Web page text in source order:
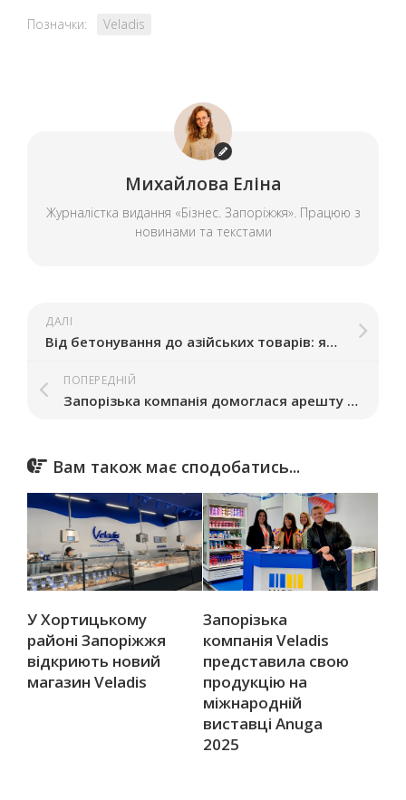
Позначки: Veladis
Михайлова Еліна
Журналістка видання «Бізнес. Запоріжжя». Працюю з
новинами та текстами
ДАЛІ
Від бетонування до азійських товарів: які бізнеси отримали гранти у Запорізькій області
ПОПЕРЕДНІЙ
Запорізька компанія домоглася арешту активів російського підприємства в Європі
Вам також має сподобатись...
У Хортицькому
районі Запоріжжя
відкриють новий
магазин Veladis
Запорізька
компанія Veladis
представила свою
продукцію на
міжнародній
виставці Anuga
2025